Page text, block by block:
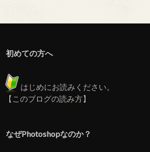
初めての方へ
はじめにお読みください。
【このブログの読み方】
なぜPhotoshopなのか？